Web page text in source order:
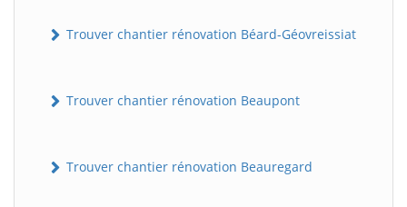
Trouver chantier rénovation Béard-Géovreissiat
Trouver chantier rénovation Beaupont
Trouver chantier rénovation Beauregard